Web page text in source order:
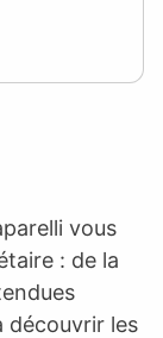
vous
: de la
découvrir les